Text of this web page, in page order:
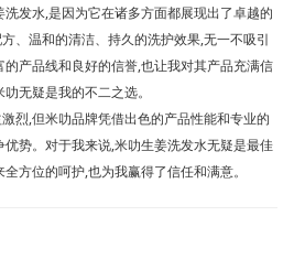
发水,是因为它在诸多方面都展现出了卓越的
、温和的清洁、持久的洗护效果,无一不吸引
产品线和良好的信誉,也让我对其产品充满信
无疑是我的不二之选。
烈,但米叻品牌凭借出色的产品性能和专业的
势。对于我来说,米叻生姜洗发水无疑是最佳
方位的呵护,也为我赢得了信任和满意。